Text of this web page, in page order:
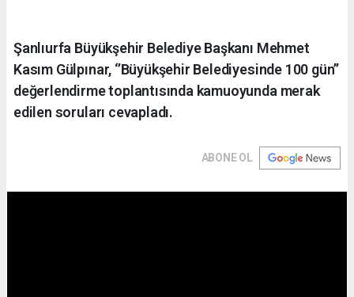
Şanlıurfa Büyükşehir Belediye Başkanı Mehmet
Kasım Gülpınar, ‘’Büyükşehir Belediyesinde 100 gün’’
değerlendirme toplantısında kamuoyunda merak
edilen soruları cevapladı.
ABONE OL